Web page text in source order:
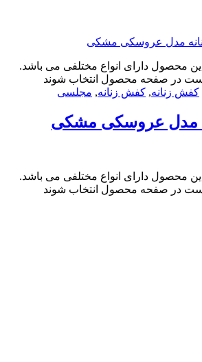
دارای انواع مختلفی می باشد.
محصول انتخاب شوند
,کفش زنانه,مجلسی
عروسکی مشکی
دارای انواع مختلفی می باشد.
محصول انتخاب شوند